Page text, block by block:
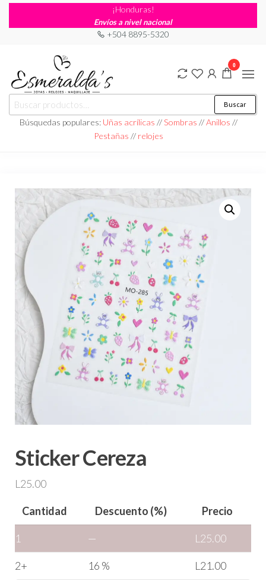
¡Honduras!
Envíos a nivel nacional
+504 8895-5320
Joyería
Esmeraldas
Joyería |
Maquillaje
|
Relojería
Buscar
Búsquedas populares: Uñas acrílicas //Sombras //Anillos //
Pestañas // relojes
0
Sticker Cereza
L 25.00
Cantidad Descuento (%) Precio
1 — L 25.00
2+ 16 % L 21.00